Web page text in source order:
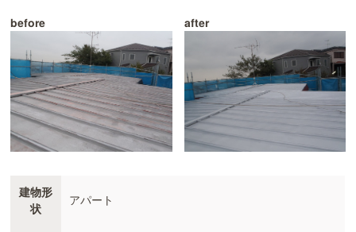
before after
建物形
状
アパート